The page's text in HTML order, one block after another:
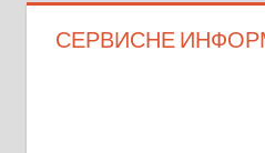
СЕРВИСНЕ